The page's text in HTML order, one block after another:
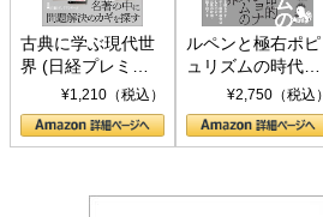
古典に学ぶ現代世
界 (日経プレミア
シリーズ)¥1,210（税込）
ルペンと極右ポピ
ュリズムの時代：
〈ヤヌス〉の二つ
の顔
¥2,750（税込）